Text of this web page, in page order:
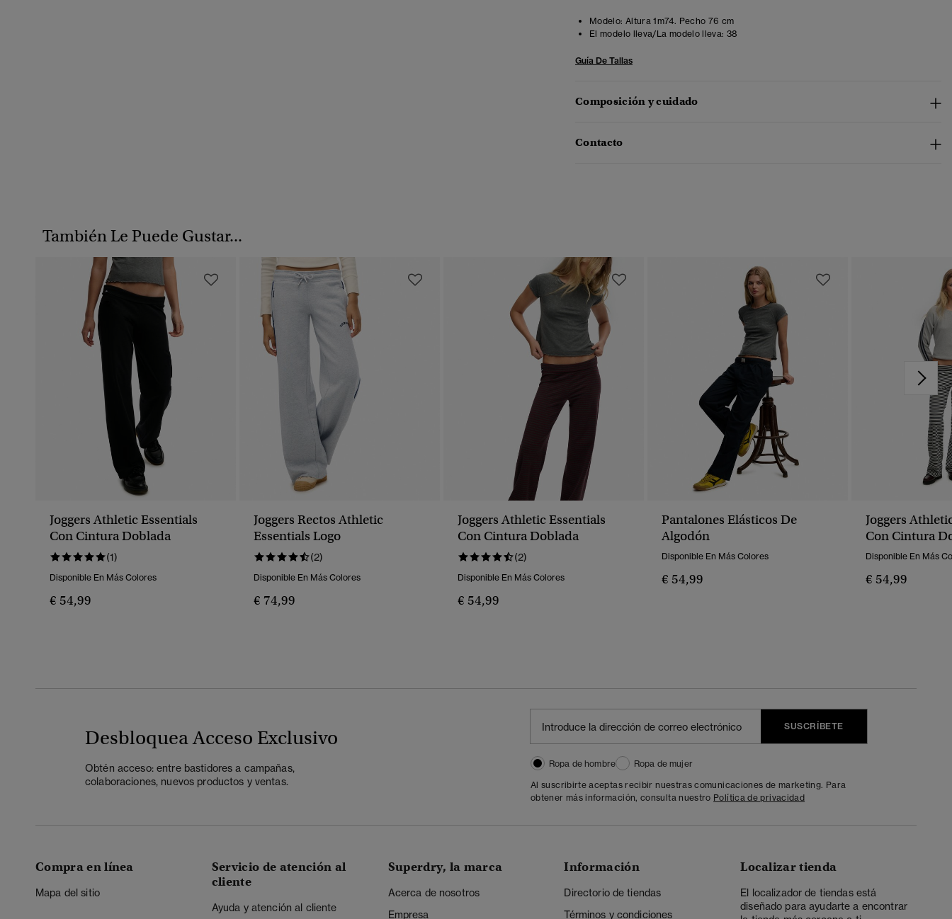
Modelo: Altura 1m74. Pecho 76 cm
El modelo lleva/La modelo lleva: 38
Guía De Tallas
Composición y cuidado
Contacto
También Le Puede Gustar...
Joggers Athletic Essentials
Con Cintura Doblada
(1)
Disponible En Más Colores
€ 54,99
Joggers Rectos Athletic
Essentials Logo
(2)
Disponible En Más Colores
€ 74,99
Joggers Athletic Essentials
Con Cintura Doblada
(2)
Disponible En Más Colores
€ 54,99
Pantalones Elásticos De
Algodón
Disponible En Más Colores
€ 54,99
Joggers
Con Cintura
Disponible En Más
€ 54,99
Desbloquea Acceso Exclusivo
Obtén acceso: entre bastidores a campañas,
colaboraciones, nuevos productos y ventas.
SUSCRÍBETE
Ropa de hombre
Ropa de mujer
Al suscribirte aceptas recibir nuestras comunicaciones de marketing. Para
obtener más información, consulta nuestro Política de privacidad
Compra en línea
Mapa del sitio
Servicio de atención al
cliente
Ayuda y atención al cliente
Superdry, la marca
Acerca de nosotros
Empresa
Información
Directorio de tiendas
Términos y condiciones
Localizar tienda
El localizador de tiendas está
diseñado para ayudarte a encontrar